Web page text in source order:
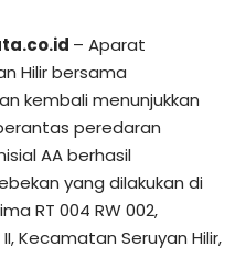
– Aparat
Hilir bersama
kembali menunjukkan
peredaran
AA berhasil
yang dilakukan di
RT 004 RW 002,
Kecamatan Seruyan Hilir,